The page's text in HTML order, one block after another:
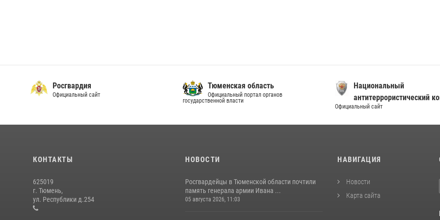
Росгвардия
Официальный сайт
Тюменская область
Официальный портал органов
государственной власти
Национальный
антитеррористический
Официальный сайт
КОНТАКТЫ
625019
г. Тюмень,
ул. Республики д.254
НОВОСТИ
Росгвардейцы в Тюменской области почтили
память генерала армии Ивана ...
05 августа 2026, 11:03
НАВИГАЦИЯ
Новости
Карта сайта